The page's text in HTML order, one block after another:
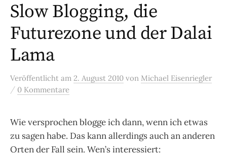
Slow Blogging, die
Futurezone und der Dalai
Lama
Veröffentlicht am 2. August 2010 von Michael Eisenriegler
/ 0 Kommentare
Wie versprochen blogge ich dann, wenn ich etwas
zu sagen habe. Das kann allerdings auch an anderen
Orten der Fall sein. Wen’s interessiert: